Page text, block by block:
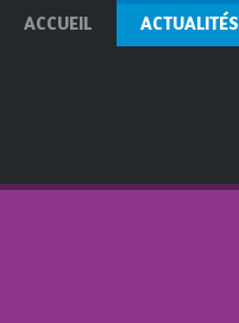
ACCUEIL ACTUALITÉS